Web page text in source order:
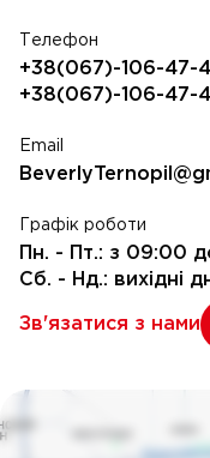
Телефон
+38(067)-106-47-
+38(067)-106-47-
Email
Графік роботи
Пн. - Пт.: з 09:00
Сб. - Нд.: вихідні
Зв'язатися з нами